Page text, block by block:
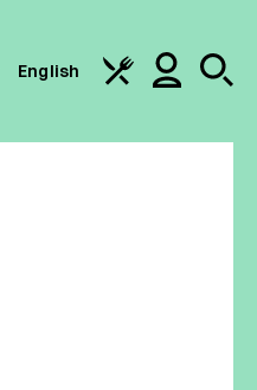
English